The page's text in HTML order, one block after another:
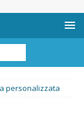
personalizzata